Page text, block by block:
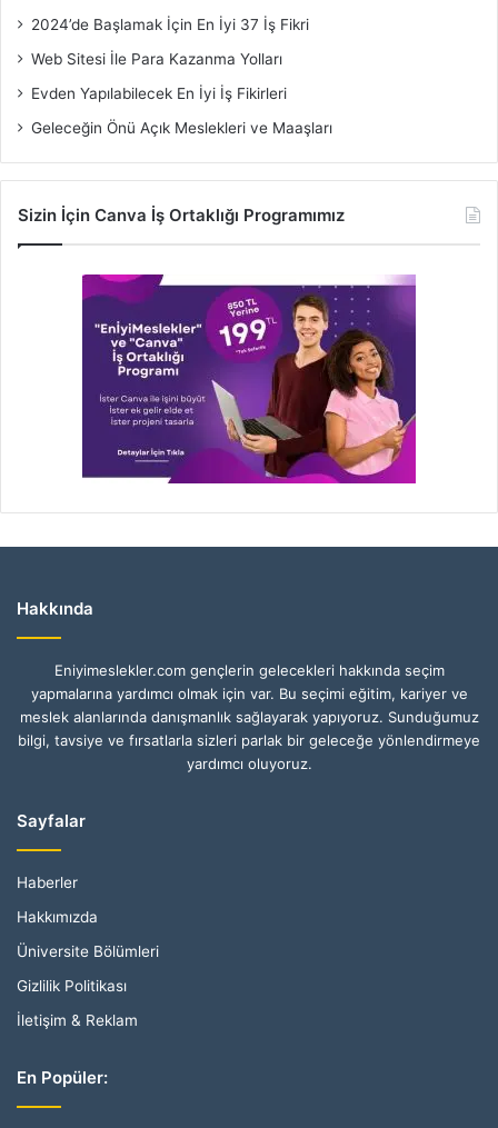
2024’de Başlamak İçin En İyi 37 İş Fikri
Web Sitesi İle Para Kazanma Yolları
Evden Yapılabilecek En İyi İş Fikirleri
Geleceğin Önü Açık Meslekleri ve Maaşları
Sizin İçin Canva İş Ortaklığı Programımız
Hakkında
Eniyimeslekler.com gençlerin gelecekleri hakkında seçim
yapmalarına yardımcı olmak için var. Bu seçimi eğitim, kariyer ve
meslek alanlarında danışmanlık sağlayarak yapıyoruz. Sunduğumuz
bilgi, tavsiye ve fırsatlarla sizleri parlak bir geleceğe yönlendirmeye
yardımcı oluyoruz.
Sayfalar
Haberler
Hakkımızda
Üniversite Bölümleri
Gizlilik Politikası
İletişim & Reklam
En Popüler: